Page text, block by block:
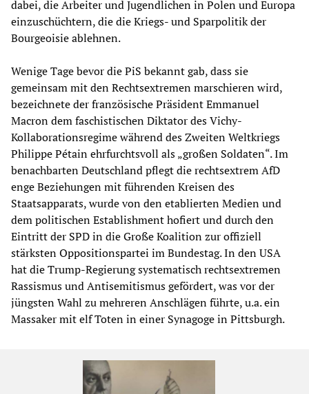
dabei, die Arbeiter und Jugendlichen in Polen und Europa
einzuschüchtern, die die Kriegs- und Sparpolitik der
Bourgeoisie ablehnen.
Wenige Tage bevor die PiS bekannt gab, dass sie
gemeinsam mit den Rechtsextremen marschieren wird,
bezeichnete der französische Präsident Emmanuel
Macron dem faschistischen Diktator des Vichy-
Kollaborationsregime während des Zweiten Weltkriegs
Philippe Pétain ehrfurchtsvoll als „großen Soldaten“. Im
benachbarten Deutschland pflegt die rechtsextrem AfD
enge Beziehungen mit führenden Kreisen des
Staatsapparats, wurde von den etablierten Medien und
dem politischen Establishment hofiert und durch den
Eintritt der SPD in die Große Koalition zur offiziell
stärksten Oppositionspartei im Bundestag. In den USA
hat die Trump-Regierung systematisch rechtsextremen
Rassismus und Antisemitismus gefördert, was vor der
jüngsten Wahl zu mehreren Anschlägen führte, u.a. ein
Massaker mit elf Toten in einer Synagoge in Pittsburgh.